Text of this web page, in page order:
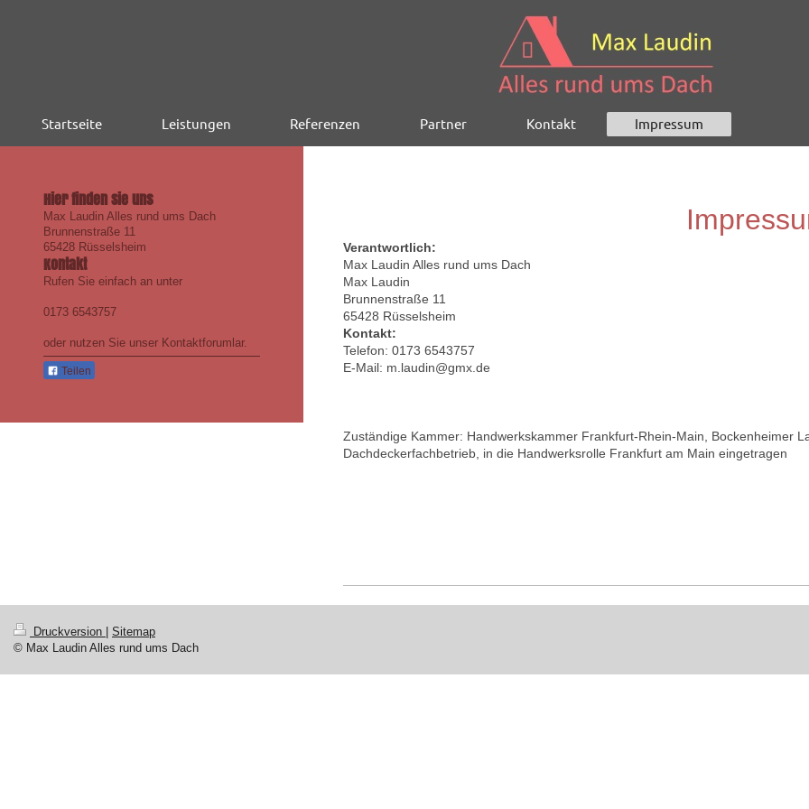
Startseite Leistungen Referenzen Partner Kontakt Impressum
Verantwortlich:
Max Laudin Alles rund ums Dach
Max Laudin
Brunnenstraße 11
65428 Rüsselsheim
Kontakt:
Telefon: 0173 6543757
E-Mail: m.laudin@gmx.de
Zuständige Kammer: Handwerkskammer Frankfurt-Rhein-Main, Bockenheimer
Dachdeckerfachbetrieb, in die Handwerksrolle Frankfurt am Main eingetragen
Hier finden Sie uns
Max Laudin Alles rund ums Dach
Brunnenstraße 11
65428 Rüsselsheim
Kontakt
Rufen Sie einfach an unter
0173 6543757
oder nutzen Sie unser Kontaktforumlar.
Teilen
Druckversion
Sitemap
© Max Laudin Alles rund ums Dach